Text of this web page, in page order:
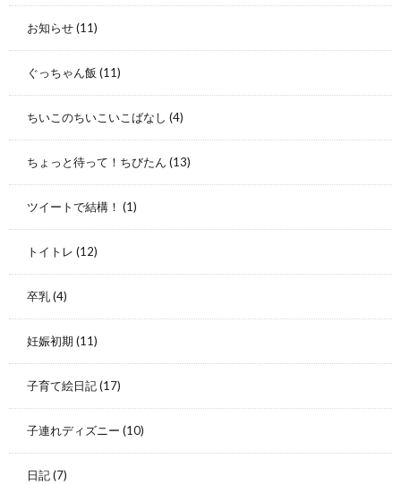
お知らせ(11)
ぐっちゃん飯 (11)
ちいこのちいこいこばなし (4)
ちょっと待って！ちびたん (13)
ツイートで結構！ (1)
トイトレ (12)
卒乳(4)
妊娠初期 (11)
子育て絵日記(17)
子連れディズニー (10)
日記(7)